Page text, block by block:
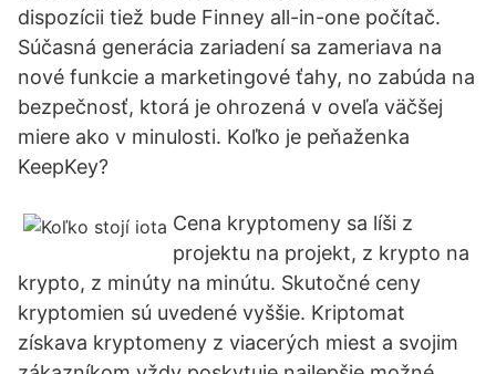
dispozícii tiež bude Finney all-in-one počítač.
Súčasná generácia zariadení sa zameriava na
nové funkcie a marketingové ťahy, no zabúda na
bezpečnosť, ktorá je ohrozená v oveľa väčšej
miere ako v minulosti. Koľko je peňaženka
KeepKey?
Cena kryptomeny sa líši z
projektu na projekt, z krypto na
krypto, z minúty na minútu. Skutočné ceny
kryptomien sú uvedené vyššie. Kriptomat
získava kryptomeny z viacerých miest a svojim